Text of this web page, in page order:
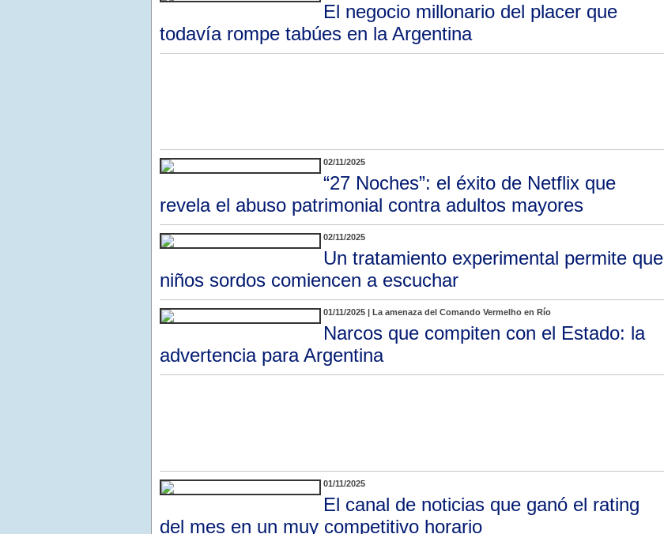
El negocio millonario del placer que
todavía rompe tabúes en la Argentina
02/11/2025
“27 Noches”: el éxito de Netflix que
revela el abuso patrimonial contra adultos mayores
02/11/2025
Un tratamiento experimental permite que
niños sordos comiencen a escuchar
01/11/2025 | La amenaza del Comando Vermelho en Río
Narcos que compiten con el Estado: la
advertencia para Argentina
01/11/2025
El canal de noticias que ganó el rating
del mes en un muy competitivo horario